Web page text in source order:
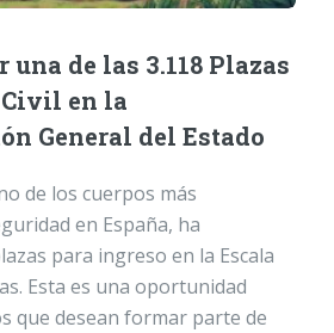
una de las 3.118 Plazas
en la
General del Estado
de los cuerpos más
en España, ha
para ingreso en la Escala
Esta es una oportunidad
que desean formar parte de